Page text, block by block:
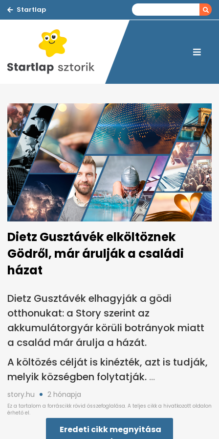
Startlap
Dietz Gusztávék elköltöznek
Gödről, már árulják a családi
házat
Dietz Gusztávék elhagyják a gödi
otthonukat: a Story szerint az
akkumulátorgyár körüli botrányok miatt
a család már árulja a házát.
A költözés célját is kinézték, azt is tudják,
melyik községben folytatják.
story.hu 2 hónapja
Eredeti cikk megnyitása